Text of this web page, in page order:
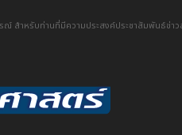
สำหรับท่านที่มีความประสงค์ประชาสัมพันธ์ข่าว